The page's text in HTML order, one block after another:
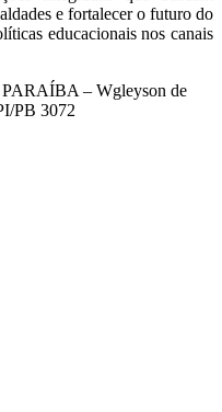
e fortalecer o futuro do
educacionais nos canais
– Wgleyson de
PB 3072